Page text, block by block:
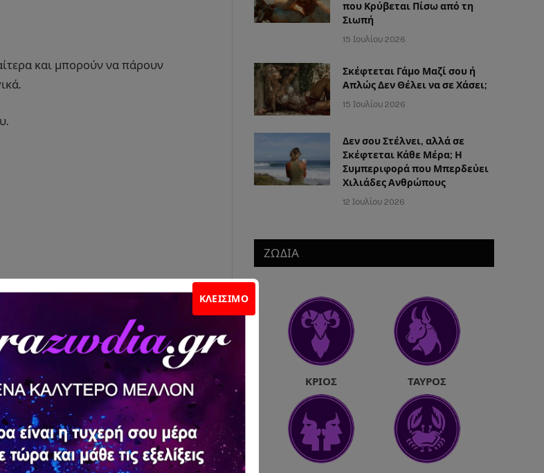
ΚΛΕΊΣΙΜΟ
και μπορούν να πάρουν
επηρεάζονται περισσότερο.
δεν σε καταλαβαίνουν όπως
ξανά την ενέργεια και
που Κρύβεται Πίσω από τη
Σιωπή
15 Ιουλίου 2026
Σκέφτεται Γάμο Μαζί σου ή
Απλώς Δεν Θέλει να σε Χάσει;
15 Ιουλίου 2026
Δεν σου Στέλνει, αλλά σε
Σκέφτεται Κάθε Μέρα; Η
Συμπεριφορά που Μπερδεύει
Χιλιάδες Ανθρώπους
12 Ιουλίου 2026
ΖΩΔΙΑ
ΚΡΙΌΣ ΤΑΎΡΟΣ